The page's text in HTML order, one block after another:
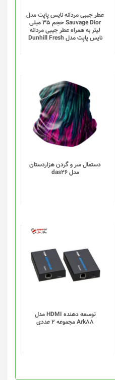
عطر جیبی مردانه نایس پاپت مدل
Sauvage Dior حجم 35 میلی
لیتر به همراه عطر جیبی مردانه
نایس پاپت مدل Dunhill Fresh
دستمال سر و گردن هزاردستان
مدل das26
این
محصول
دارای
انواع
مختلفی
می
گزینه
ها
محصول
شوند
توسعه دهنده HDMI مدل
Ark88 مجموعه 2 عددی